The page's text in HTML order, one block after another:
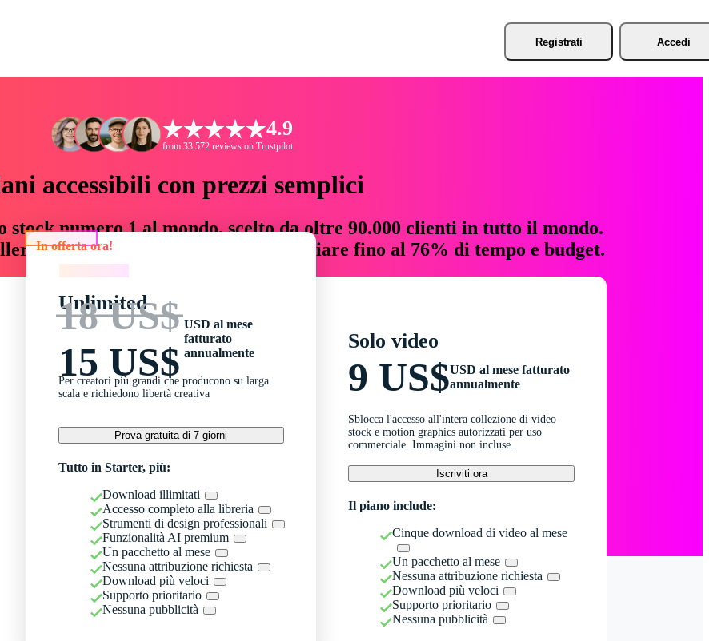
Registrati Accedi
4.9
from 33.572 reviews on Trustpilot
accessibili con prezzi semplici
stock numero 1 al mondo, scelto da oltre 90.000 clienti in tutto il mondo.
risorse creative che fanno risparmiare fino al 76% di tempo e budget.
In offerta ora!
Unlimited
18 US$
15 US$
USD al mese
fatturato
annualmente
Per creatori più grandi che producono su larga
scala e richiedono libertà creativa
Prova gratuita di 7 giorni
Tutto in Starter, più:
Download illimitati
Accesso completo alla libreria
Strumenti di design professionali
Funzionalità AI premium
Un pacchetto al mese
Nessuna attribuzione richiesta
Download più veloci
Supporto prioritario
Nessuna pubblicità
Solo video
9 US$USD al mese fatturato
annualmente
Sblocca l'accesso all'intera collezione di video
stock e motion graphics autorizzati per uso
commerciale. Immagini non incluse.
Iscriviti ora
Il piano include:
Cinque download di video al mese
Un pacchetto al mese
Nessuna attribuzione richiesta
Download più veloci
Supporto prioritario
Nessuna pubblicità